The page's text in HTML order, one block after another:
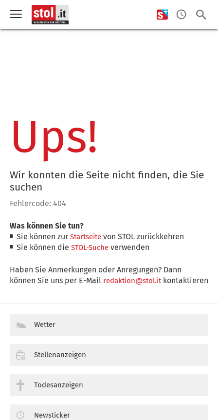
Ups!
Wir konnten die Seite nicht finden, die Sie
suchen
Fehlercode: 404
Was können Sie tun?
Sie können zurStartseite von STOL zurückkehren
Sie können dieSTOL-Suche verwenden
Haben Sie Anmerkungen oder Anregungen? Dann
können Sie uns per E-Mail redaktion@stol.itkontaktieren
Wetter
Stellenanzeigen
Todesanzeigen
Newsticker